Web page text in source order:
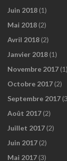
Juin 2018 (1)
Mai 2018 (2)
Avril 2018 (2)
Janvier 2018 (1)
Novembre 2017 (1)
Octobre 2017 (2)
Septembre 2017
Août 2017 (2)
Juillet 2017 (2)
Juin 2017 (2)
Mai 2017 (3)